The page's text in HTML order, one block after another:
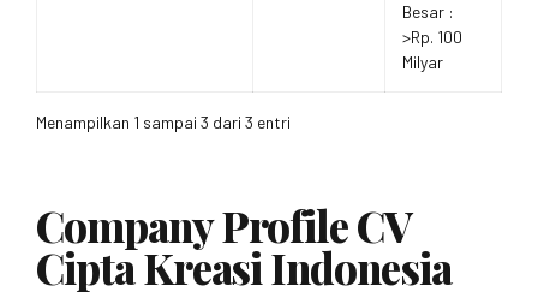
Besar :
>Rp. 100
Milyar
Menampilkan 1 sampai 3 dari 3 entri
Company Profile CV
Cipta Kreasi Indonesia